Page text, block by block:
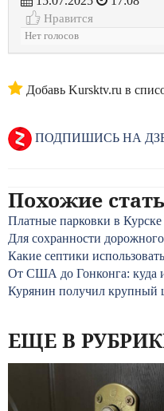
Нравится
Нет голосов
Добавь Kursktv.ru в
ПОДПИШИСЬ НА
Похожие
Платные парковки в
Для сохранности
Какие септики
От США до Гонконга: куда
Курянин получил крупный
ЕЩЕ В